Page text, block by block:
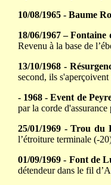
10/08/1965 - Baume
18/06/1967 – Fontaine
Revenu à la base de
13/10/1968 -
second, ils
- 1968 - Event de
par la corde
25/01/1969 - Trou du
l’étroiture terminale (-
01/09/1969 - Font de
détendeur dans le fil